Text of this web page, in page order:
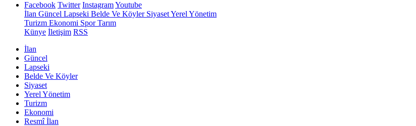
Facebook Twitter InstagramYoutube
İlan Güncel Lapseki Belde Ve KöylerSiyasetYerel Yönetim
Turizm Ekonomi SporTarım
Künye İletişim RSS
İlan
Güncel
Lapseki
Belde Ve Köyler
Siyaset
Yerel Yönetim
Turizm
Ekonomi
Resmî İlan